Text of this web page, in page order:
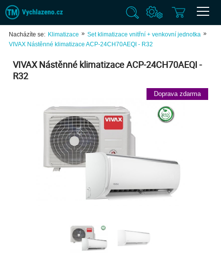
Nacházíte se: Klimatizace » Set klimatizace vnitřní + venkovní jednotka »
VIVAX Nástěnné klimatizace ACP-24CH70AEQI - R32
VIVAX Nástěnné klimatizace ACP-24CH70AEQI -
R32
Doprava zdarma